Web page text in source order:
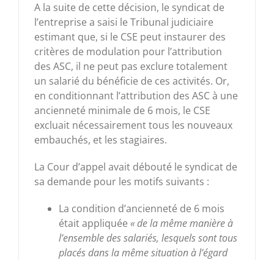
A la suite de cette décision, le syndicat de
l’entreprise a saisi le Tribunal judiciaire
estimant que, si le CSE peut instaurer des
critères de modulation pour l’attribution
des ASC, il ne peut pas exclure totalement
un salarié du bénéficie de ces activités. Or,
en conditionnant l’attribution des ASC à une
ancienneté minimale de 6 mois, le CSE
excluait nécessairement tous les nouveaux
embauchés, et les stagiaires.
La Cour d’appel avait débouté le syndicat de
sa demande pour les motifs suivants :
La condition d’ancienneté de 6 mois
était appliquée « de la même manière à
l’ensemble des salariés, lesquels sont tous
placés dans la même situation à l’égard